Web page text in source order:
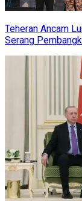
Teheran Ancam
Serang